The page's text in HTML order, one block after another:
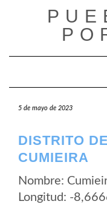
5 de mayo de 2023
DISTRITO
CUMIEIRA
Nombre:
Longitud: -